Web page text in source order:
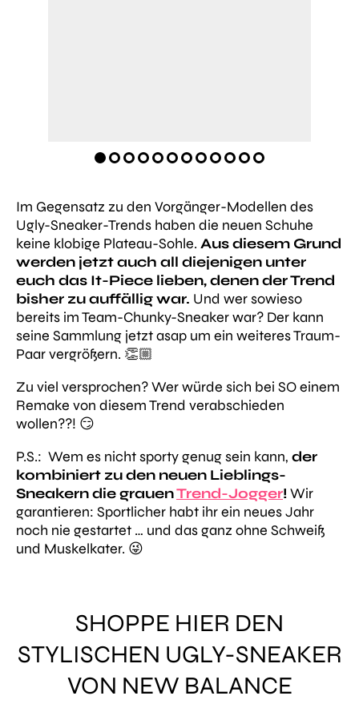
Im Gegensatz zu den Vorgänger-Modellen des
Ugly-Sneaker-Trends haben die neuen Schuhe
keine klobige Plateau-Sohle. Aus diesem Grund
werden jetzt auch all diejenigen unter
euch das It-Piece lieben, denen der Trend
bisher zu auffällig war. Und wer sowieso
bereits im Team-Chunky-Sneaker war? Der kann
seine Sammlung jetzt asap um ein weiteres Traum-
Paar vergrößern. 👏🏼
Zu viel versprochen? Wer würde sich bei SO einem
Remake von diesem Trend verabschieden
wollen??! 😏
P.S.: Wem es nicht sporty genug sein kann, der
kombiniert zu den neuen Lieblings-
Sneakern die grauenTrend-Jogger!Wir
garantieren: Sportlicher habt ihr ein neues Jahr
noch nie gestartet … und das ganz ohne Schweiß
und Muskelkater. 😜
SHOPPE HIER DEN
STYLISCHEN UGLY-SNEAKER
VON NEW BALANCE